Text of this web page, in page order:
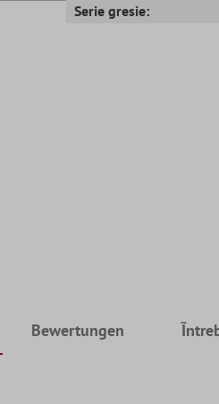
Serie gresie:
Bewertungen